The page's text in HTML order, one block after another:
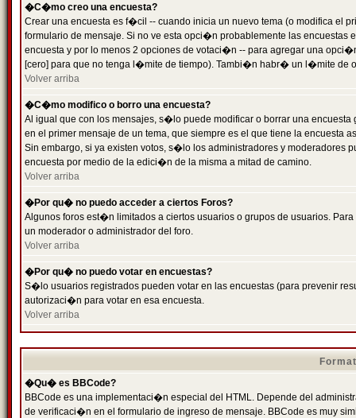
�C�mo creo una encuesta?
Crear una encuesta es f�cil -- cuando inicia un nuevo tema (o modifica el
formulario de mensaje. Si no ve esta opci�n probablemente las
encuesta y por lo menos 2 opciones de votaci�n -- para agregar una
[cero] para que no tenga l�mite de tiempo). Tambi�n habr� un l�mite de
Volver arriba
�C�mo modifico o borro una encuesta?
Al igual que con los mensajes, s�lo puede modificar o borrar una
en el primer mensaje de un tema, que siempre es el que tiene la encuesta
Sin embargo, si ya existen votos, s�lo los administradores y moderadores
encuesta por medio de la edici�n de la misma a mitad de camino.
Volver arriba
�Por qu� no puedo acceder a ciertos Foros?
Algunos foros est�n limitados a ciertos usuarios o grupos de usuarios.
un moderador o administrador del foro.
Volver arriba
�Por qu� no puedo votar en encuestas?
S�lo usuarios registrados pueden votar en las encuestas (para prevenir
autorizaci�n para votar en esa encuesta.
Volver arriba
�Qu� es BBCode?
BBCode es una implementaci�n especial del HTML. Depende del
de verificaci�n en el formulario de ingreso de mensaje. BBCode es muy